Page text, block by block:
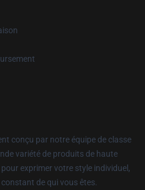
conçu par notre équipe de classe
variété de produits de haute
exprimer votre style individuel,
de qui vous êtes.